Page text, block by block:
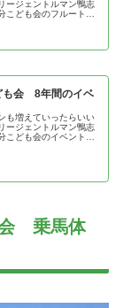
ージェントルマン鴨志
こども会のフルート二
も会 8年間のイベ
も増えていったらいい
ージェントルマン鴨志
こども会のイベントの
会 乗馬体